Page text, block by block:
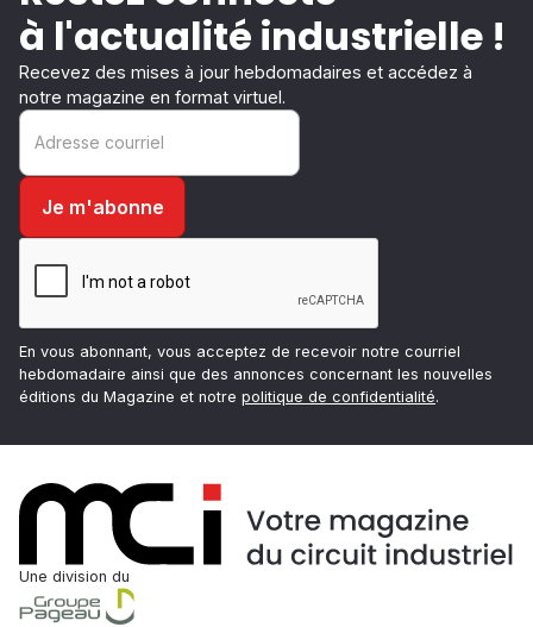
à l'actualité industrielle !
Recevez des mises à jour hebdomadaires et accédez à
notre magazine en format virtuel.
En vous abonnant, vous acceptez de recevoir notre courriel
hebdomadaire ainsi que des annonces concernant les nouvelles
éditions du Magazine et notre politique de confidentialité.
Une division du